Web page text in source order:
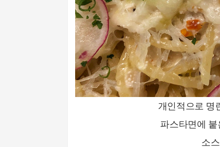
개인적으로 명
파스타면에
소